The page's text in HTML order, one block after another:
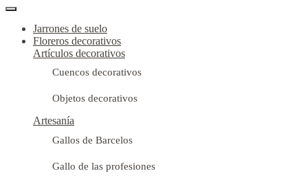
Jarrones de suelo
Floreros decorativos
Artículos decorativos
Cuencos decorativos
Objetos decorativos
Artesanía
Gallos de Barcelos
Gallo de las profesiones